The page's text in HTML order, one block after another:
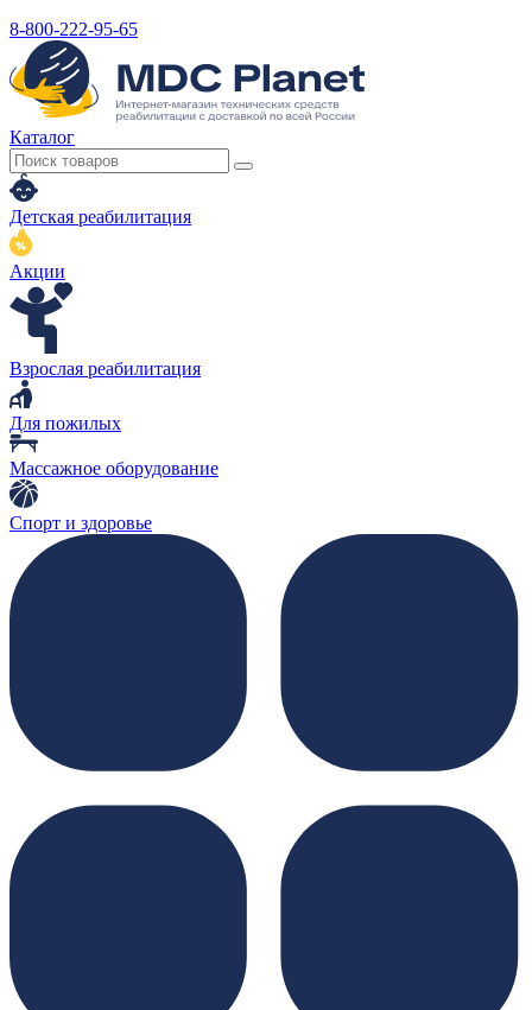
8-800-222-95-65
Каталог
Детская реабилитация
Акции
Взрослая реабилитация
Для пожилых
Массажное оборудование
Спорт и здоровье